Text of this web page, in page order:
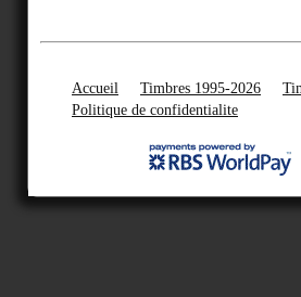
Accueil Timbres 1995-2026
Politique de confidentialite